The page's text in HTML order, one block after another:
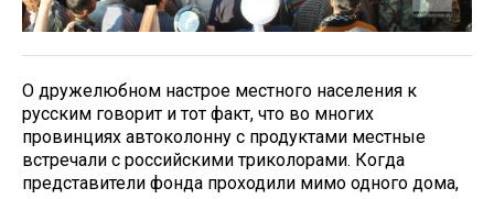
О дружелюбном настрое местного населения к
русским говорит и тот факт, что во многих
провинциях автоколонну с продуктами местные
встречали с российскими триколорами. Когда
представители фонда проходили мимо одного дома,